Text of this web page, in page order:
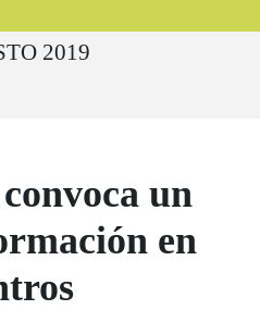
2019
un
en